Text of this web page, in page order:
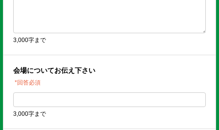
3,000字まで
会場についてお伝え下さい
*回答必須
3,000字まで